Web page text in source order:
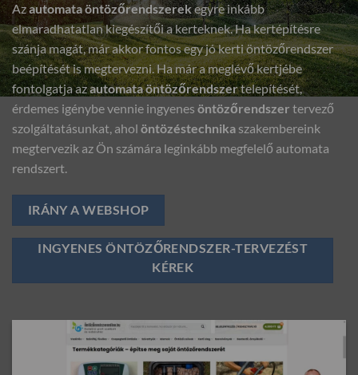
Azautomata öntözőrendszerekegyre inkább
elmaradhatatlan kiegészítői a kerteknek. Ha kertépítésre
szánja magát, már akkor fontos egy jó kerti öntözőrendszer
beépítését is megtervezni. Ha már a meglévő kertjébe
fontolgatja azautomata öntözőrendszertelepítését,
érdemes igénybe vennie ingyenes öntözőrendszer tervező
szolgáltatásunkat, ahol öntözéstechnika szakembereink
megtervezik az Ön számára leginkább megfelelő automata
rendszert.
IRÁNY A WEBSHOP
INGYENES ÖNTÖZŐRENDSZER-TERVEZÉST
KÉREK